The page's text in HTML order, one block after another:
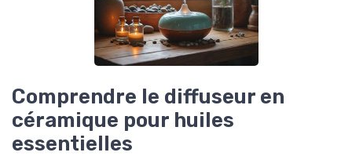
Comprendre le diffuseur en
céramique pour huiles
essentielles